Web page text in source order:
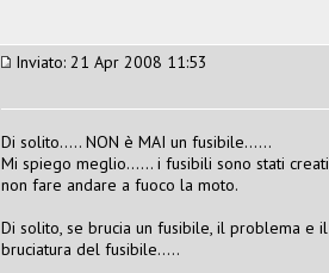
Inviato: 21 Apr 2008 11:53
Di solito..... NON è MAI un fusibile......
Mi spiego meglio...... i fusibili sono stati
non fare andare a fuoco la moto.
Di solito, se brucia un fusibile, il problema e
bruciatura del fusibile.....